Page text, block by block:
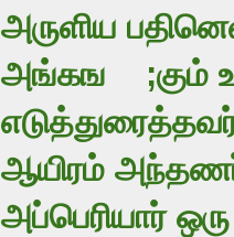
அருளிய
அங்கங ;கும்
ஆயிரம்
அப்பெரியார்